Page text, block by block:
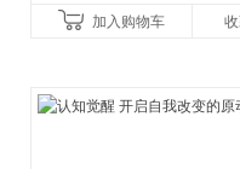
养好品质，发现快
加入购物车